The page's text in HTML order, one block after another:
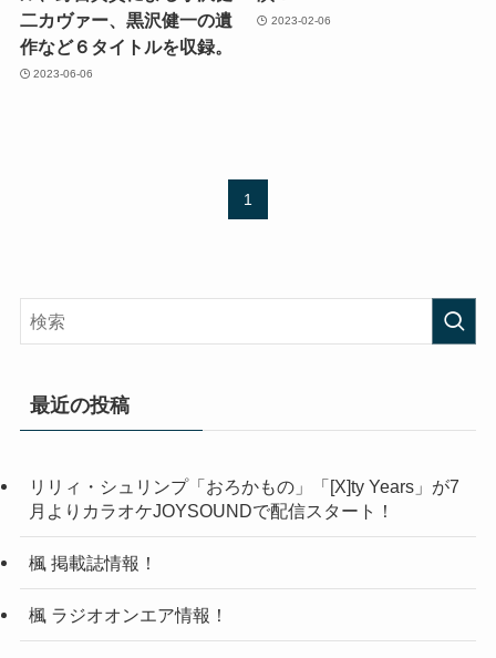
二カヴァー、黒沢健一の遺
作など６タイトルを収録。
2023-06-06
2023-02-06
1
最近の投稿
リリィ・シュリンプ「おろかもの」「[X]ty Years」が7
月よりカラオケJOYSOUNDで配信スタート！
楓 掲載誌情報！
楓 ラジオオンエア情報！